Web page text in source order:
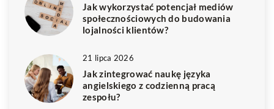
Jak wykorzystać potencjał mediów
społecznościowych do budowania
lojalności klientów?
21 lipca 2026
Jak zintegrować naukę języka
angielskiego z codzienną pracą
zespołu?